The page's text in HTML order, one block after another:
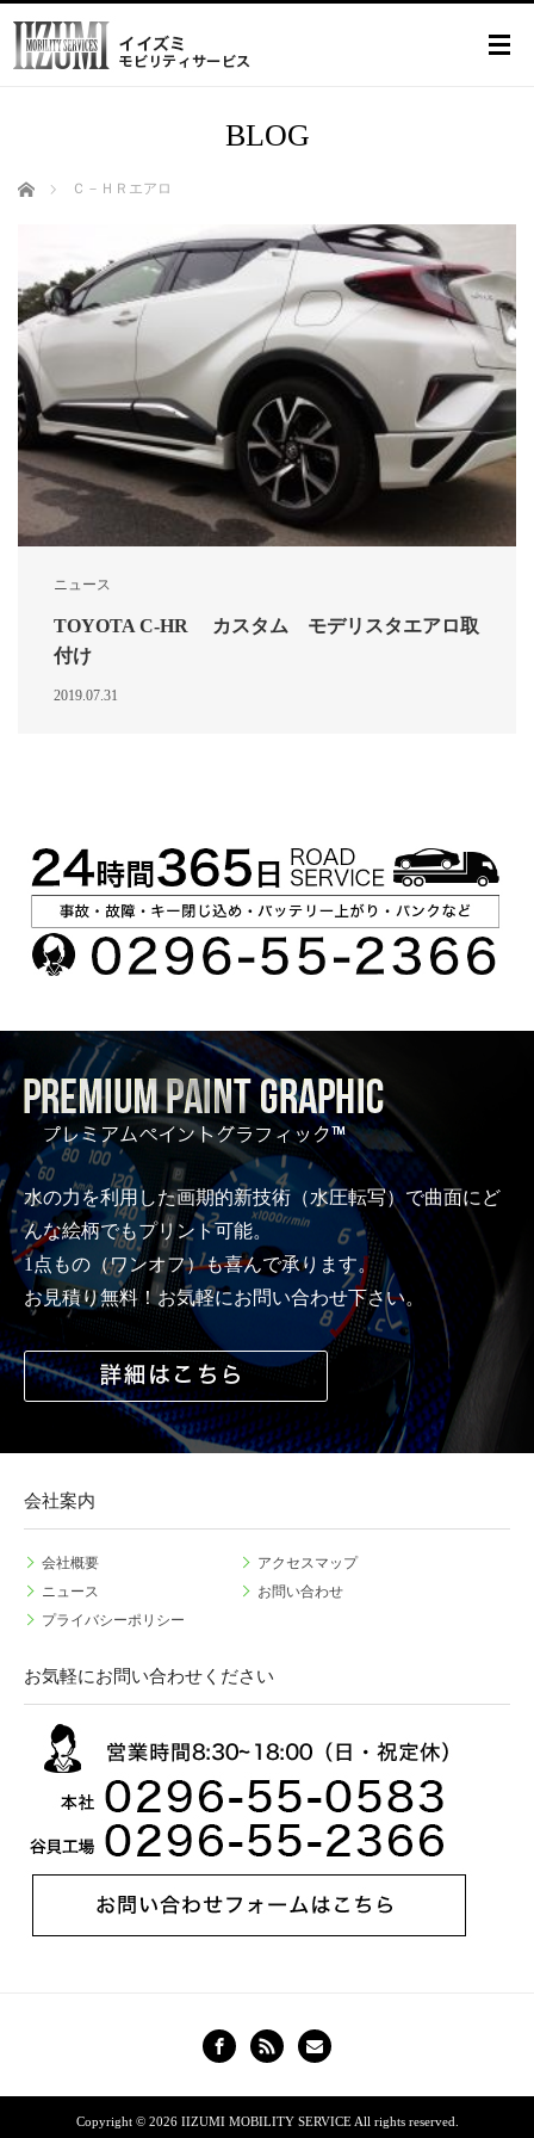
BLOG
ホーム Ｃ－ＨＲエアロ
ニュース
TOYOTA C-HR カスタム モデリスタエアロ取
付け
2019.07.31
水の力を利用した画期的新技術（水圧転写）で曲面にど
んな絵柄でもプリント可能。
1点もの（ワンオフ）も喜んで承ります。
お見積り無料！お気軽にお問い合わせ下さい。
会社案内
会社概要
アクセスマップ
ニュース
お問い合わせ
プライバシーポリシー
お気軽にお問い合わせください
Copyright © 2026 IIZUMI MOBILITY SERVICEAll rights reserved.